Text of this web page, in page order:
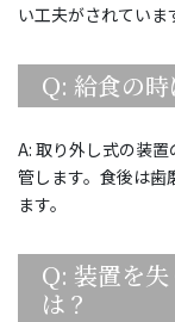
い工夫がされていま
Q: 給食の
A: 取り外し式の装
管します。食後は歯
ます。
Q: 装置を
は？